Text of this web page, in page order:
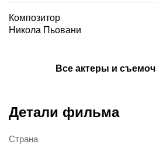
Композитор
Никола Пьовани
Все актеры и
Детали фильма
Страна